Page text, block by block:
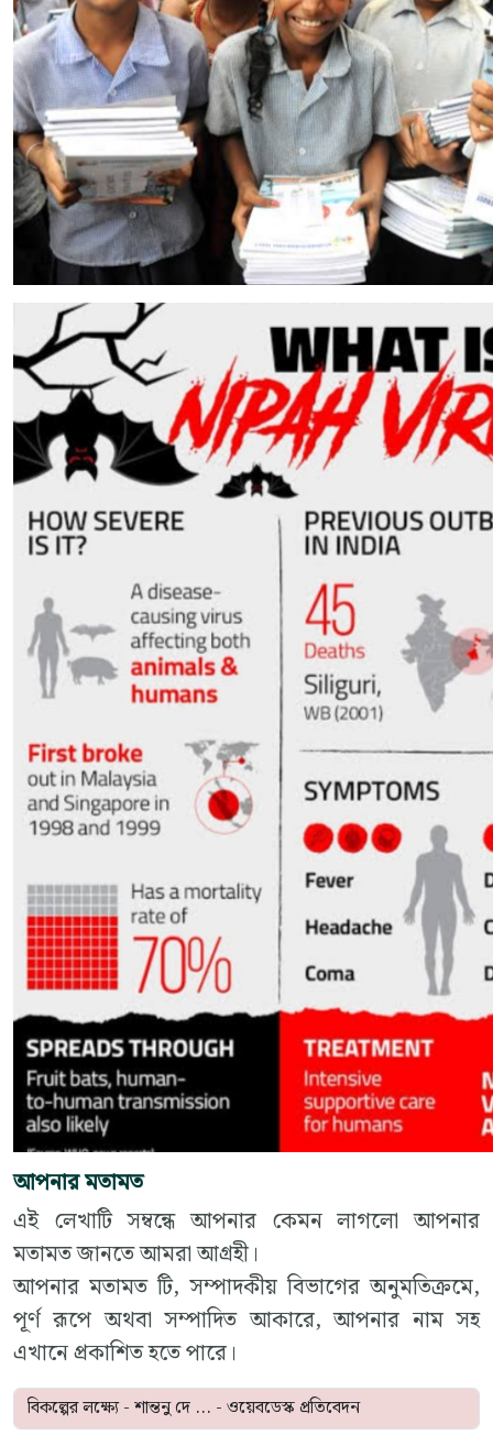
আপনার মতামত
এই লেখাটি সম্বন্ধে আপনার কেমন লাগলো আপনার
মতামত জানতে আমরা আগ্রহী।
আপনার মতামত টি, সম্পাদকীয় বিভাগের অনুমতিক্রমে,
পূর্ণ রূপে অথবা সম্পাদিত আকারে, আপনার নাম সহ
এখানে প্রকাশিত হতে পারে।